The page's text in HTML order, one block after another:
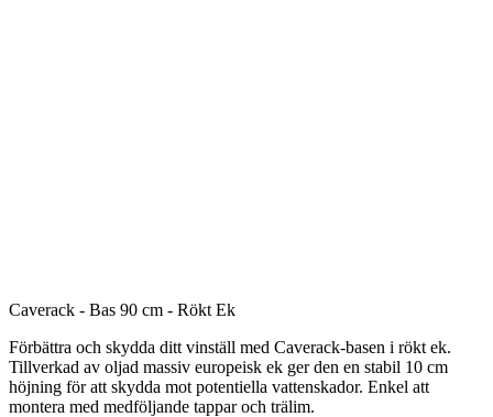
Caverack - Bas 90 cm - Rökt Ek
Förbättra och skydda ditt vinställ med Caverack-basen i rökt ek.
Tillverkad av oljad massiv europeisk ek ger den en stabil 10 cm
höjning för att skydda mot potentiella vattenskador. Enkel att
montera med medföljande tappar och trälim.